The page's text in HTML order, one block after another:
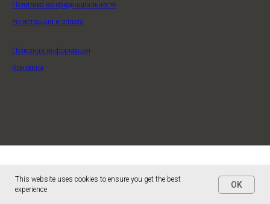
Политика конфиденциальности
Регистрация и оплата
Полезная информация
Контакты
This website uses cookies to ensure you get the best
experience
OK